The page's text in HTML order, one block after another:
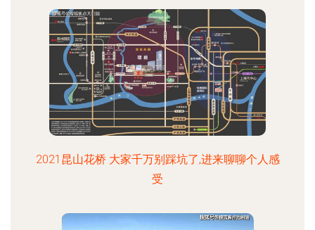
2021昆山花桥 大家千万别踩坑了,进来聊聊个人感
受